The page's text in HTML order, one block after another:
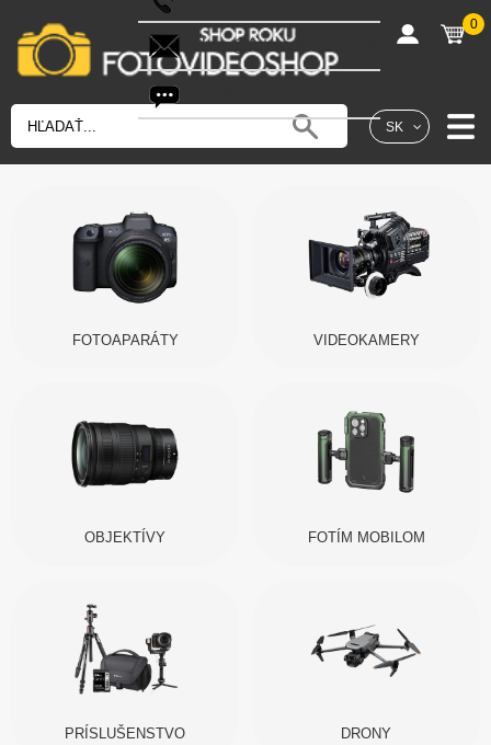
SK
shop@fotovideoshop.sk
0
FOTOAPARÁTY VIDEOKAMERY
OBJEKTÍVY FOTÍM MOBILOM
PRÍSLUŠENSTVO DRONY